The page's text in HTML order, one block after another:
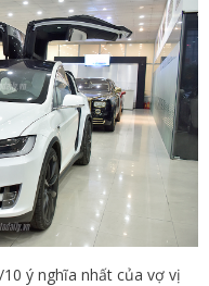
ý nghĩa nhất của vợ vị